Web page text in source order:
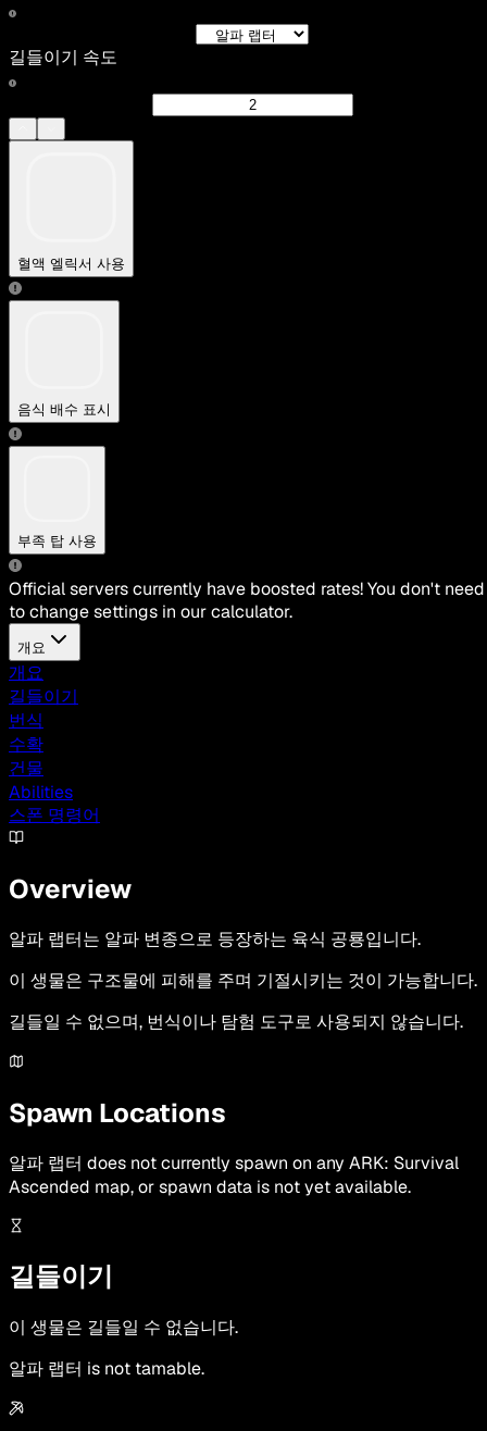
길들이기 속도
혈액 엘릭서 사용
음식 배수 표시
부족 탑 사용
Official servers currently have boosted rates! You don't need
to change settings in our calculator.
개요
개요
길들이기
번식
수확
건물
Abilities
스폰 명령어
Overview
알파 랩터는 알파 변종으로 등장하는 육식 공룡입니다.
이 생물은 구조물에 피해를 주며 기절시키는 것이 가능합니다.
길들일 수 없으며, 번식이나 탐험 도구로 사용되지 않습니다.
Spawn Locations
알파 랩터 does not currently spawn on any ARK: Survival
Ascended map, or spawn data is not yet available.
길들이기
이 생물은 길들일 수 없습니다.
알파 랩터 is not tamable.